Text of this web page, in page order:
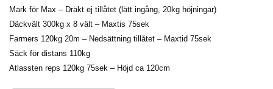
Mark för Max – Dräkt ej tillåtet (lätt ingång, 20kg höjningar)
Däckvält 300kg x 8 vält – Maxtis 75sek
Farmers 120kg 20m – Nedsättning tillåtet – Maxtid 75sek
Säck för distans 110kg
Atlassten reps 120kg 75sek – Höjd ca 120cm